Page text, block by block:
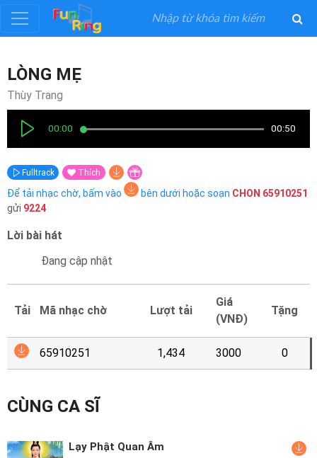
Đăng
ký
nhập
Thể
Loại
Nghệ
Mại
Hướng
Funring
Nghiệp
LÒNG MẸ
Thùy Trang
00:00 00:50
Fulltrack Thích
Để tải nhạc chờ, bấm vào bên dưới hoặc soạn CHON 65910251
gửi 9224
Lời bài hát
Đang cập nhật
Tải Mã nhạc chờ Lượt tải
Giá
(VNĐ)
Tặng
65910251 1,434 3000 0
CÙNG CA SĨ
Lạy Phật Quan Âm